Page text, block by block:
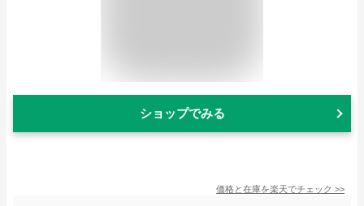
ショップでみる
価格と在庫を楽天でチェック >>